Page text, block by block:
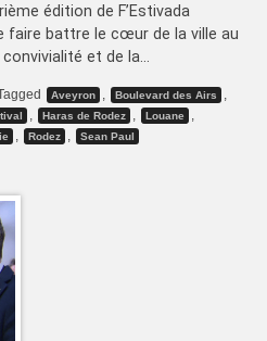
édition de F’Estivada
faire battre le cœur de la ville au
et de la…
Aveyron , Boulevard des Airs ,
, Haras de Rodez , Louane ,
, Rodez , Sean Paul